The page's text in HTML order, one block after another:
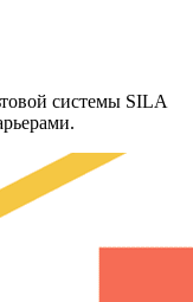
системы SILA